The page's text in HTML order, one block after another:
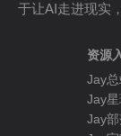
于让AI走进现实
资源
Jay
Jay
Jay部